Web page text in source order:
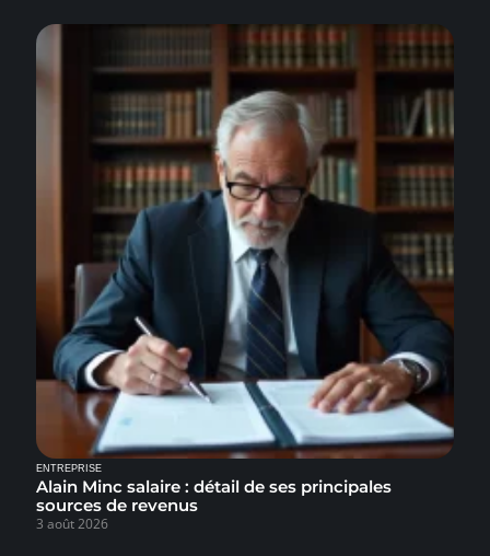
ENTREPRISE
Alain Minc salaire : détail de ses principales
sources de revenus
3 août 2026